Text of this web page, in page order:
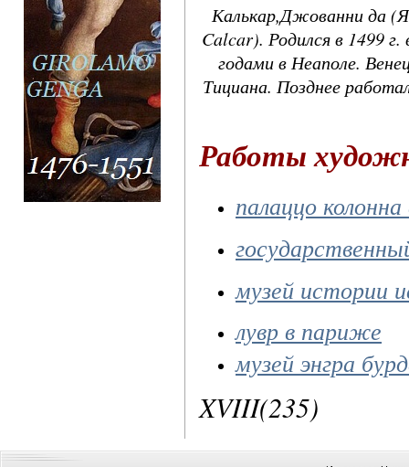
Калькар,Джованни да
Calcar). Родился в 1499
годами в Неаполе.
Тициана. Позднее
Работы
палаццо
музей истории
лувр в париже
музей энгра
XVIII(235)